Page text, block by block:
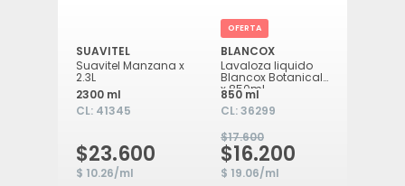
SUAVITEL
Suavitel Manzana x
2.3L
2300 ml
CL: 41345
$23.600
$ 10.26/ml
OFERTA
BLANCOX
Lavaloza liquido
Blancox Botanical
x 850ml
850 ml
CL:36299
$17.600
$16.200
$ 19.06/ml